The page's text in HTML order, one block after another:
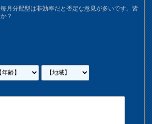
月分配型は非効率だと否定な意見が多いです。皆
？